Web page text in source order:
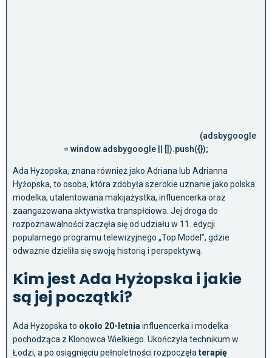
(adsbygoogle
= window.adsbygoogle || []).push({});
Ada Hyżopska, znana również jako Adriana lub Adrianna
Hyżopska, to osoba, która zdobyła szerokie uznanie jako polska
modelka, utalentowana makijażystka, influencerka oraz
zaangażowana aktywistka transpłciowa. Jej droga do
rozpoznawalności zaczęła się od udziału w 11. edycji
popularnego programu telewizyjnego „Top Model”, gdzie
odważnie dzieliła się swoją historią i perspektywą.
Kim jest Ada Hyżopska i jakie
są jej początki?
Ada Hyżopska to około 20-letnia influencerka i modelka
pochodząca z Klonowca Wielkiego. Ukończyła technikum w
Łodzi, a po osiągnięciu pełnoletności rozpoczęła terapię